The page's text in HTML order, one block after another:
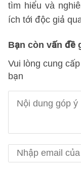
tìm hiểu và
ích tới độc giả
Bạn còn vấn đề
Vui lòng cung
bạn